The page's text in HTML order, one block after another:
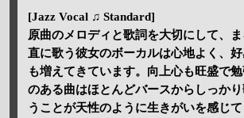
[Jazz Vocal ♫ Standard]
原曲のメロディと歌詞を大切にして、
直に歌う彼女のボーカルは心地よく、
も増えてきています。向上心も旺盛で
のある曲はほとんどバースからしっか
うことが天性のように生きがいを感じ